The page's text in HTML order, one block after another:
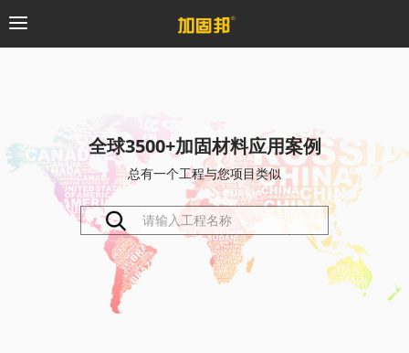
粘钢加固系统
预应力系统
全球3500+加固材料应用案例
总有一个工程与您项目类似